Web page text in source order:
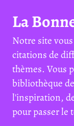
La
Notre site
citations de
thèmes. Vous
bibliothèque
l'inspiration,
pour passer le